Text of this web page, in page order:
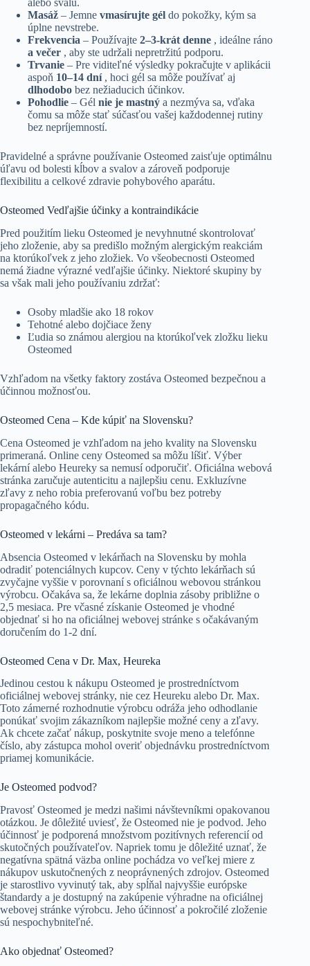
alebo svalu.
Masáž – Jemne vmasírujte gél do pokožky, kým sa
úplne nevstrebe.
Frekvencia – Používajte 2–3-krát denne , ideálne ráno
a večer , aby ste udržali nepretržitú podporu.
Trvanie – Pre viditeľné výsledky pokračujte v aplikácii
aspoň 10–14 dní , hoci gél sa môže používať aj
dlhodobo bez nežiaducich účinkov.
Pohodlie – Gél nie je mastný a nezmýva sa, vďaka
čomu sa môže stať súčasťou vašej každodennej rutiny
bez nepríjemností.
Pravidelné a správne používanie Osteomed zaisťuje optimálnu
úľavu od bolesti kĺbov a svalov a zároveň podporuje
flexibilitu a celkové zdravie pohybového aparátu.
Osteomed Vedľajšie účinky a kontraindikácie
Pred použitím lieku Osteomed je nevyhnutné skontrolovať
jeho zloženie, aby sa predišlo možným alergickým reakciám
na ktorúkoľvek z jeho zložiek. Vo všeobecnosti Osteomed
nemá žiadne výrazné vedľajšie účinky. Niektoré skupiny by
sa však mali jeho používaniu zdržať:
Osoby mladšie ako 18 rokov
Tehotné alebo dojčiace ženy
Ľudia so známou alergiou na ktorúkoľvek zložku lieku
Osteomed
Vzhľadom na všetky faktory zostáva Osteomed bezpečnou a
účinnou možnosťou.
Osteomed Cena – Kde kúpiť na Slovensku?
Cena Osteomed je vzhľadom na jeho kvality na Slovensku
primeraná. Online ceny Osteomed sa môžu líšiť. Výber
lekární alebo Heureky sa nemusí odporučiť. Oficiálna webová
stránka zaručuje autenticitu a najlepšiu cenu. Exkluzívne
zľavy z neho robia preferovanú voľbu bez potreby
propagačného kódu.
Osteomed v lekárni – Predáva sa tam?
Absencia Osteomed v lekárňach na Slovensku by mohla
odradiť potenciálnych kupcov. Ceny v týchto lekárňach sú
zvyčajne vyššie v porovnaní s oficiálnou webovou stránkou
výrobcu. Očakáva sa, že lekárne doplnia zásoby približne o
2,5 mesiaca. Pre včasné získanie Osteomed je vhodné
objednať si ho na oficiálnej webovej stránke s očakávaným
doručením do 1-2 dní.
Osteomed Cena v Dr. Max, Heureka
Jedinou cestou k nákupu Osteomed je prostredníctvom
oficiálnej webovej stránky, nie cez Heureku alebo Dr. Max.
Toto zámerné rozhodnutie výrobcu odráža jeho odhodlanie
ponúkať svojim zákazníkom najlepšie možné ceny a zľavy.
Ak chcete začať nákup, poskytnite svoje meno a telefónne
číslo, aby zástupca mohol overiť objednávku prostredníctvom
priamej komunikácie.
Je Osteomed podvod?
Pravosť Osteomed je medzi našimi návštevníkmi opakovanou
otázkou. Je dôležité uviesť, že Osteomed nie je podvod. Jeho
účinnosť je podporená množstvom pozitívnych referencií od
skutočných používateľov. Napriek tomu je dôležité uznať, že
negatívna spätná väzba online pochádza vo veľkej miere z
nákupov uskutočnených z neoprávnených zdrojov. Osteomed
je starostlivo vyvinutý tak, aby spĺňal najvyššie európske
štandardy a je dostupný na zakúpenie výhradne na oficiálnej
webovej stránke výrobcu. Jeho účinnosť a pokročilé zloženie
sú nespochybniteľné.
Ako objednať Osteomed?